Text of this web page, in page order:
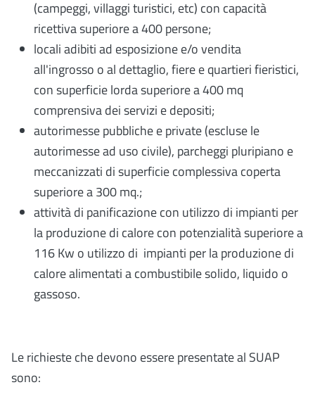
(campeggi, villaggi turistici, etc) con capacità
ricettiva superiore a 400 persone;
locali adibiti ad esposizione e/o vendita
all'ingrosso o al dettaglio, fiere e quartieri fieristici,
con superficie lorda superiore a 400 mq
comprensiva dei servizi e depositi;
autorimesse pubbliche e private (escluse le
autorimesse ad uso civile), parcheggi pluripiano e
meccanizzati di superficie complessiva coperta
superiore a 300 mq.;
attività di panificazione con utilizzo di impianti per
la produzione di calore con potenzialità superiore a
116 Kw o utilizzo di impianti per la produzione di
calore alimentati a combustibile solido, liquido o
gassoso.
Le richieste che devono essere presentate al SUAP
sono: